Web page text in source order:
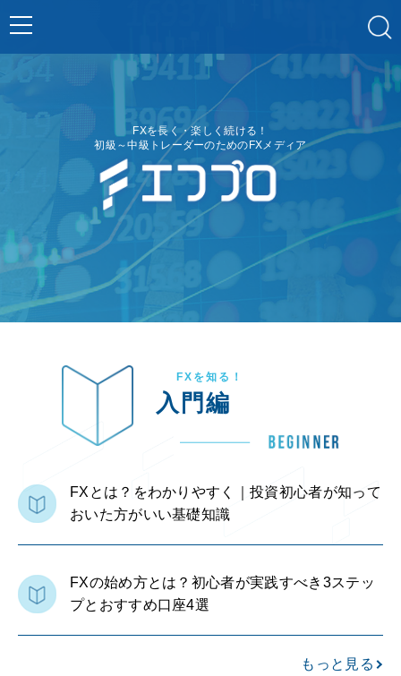
FXを長く・楽しく続ける！
初級～中級トレーダーのためのFXメディア
FXを知る！
入門編
FXとは？をわかりやすく｜投資初心者が知って
おいた方がいい基礎知識
FXの始め方とは？初心者が実践すべき3ステッ
プとおすすめ口座4選
もっと見る